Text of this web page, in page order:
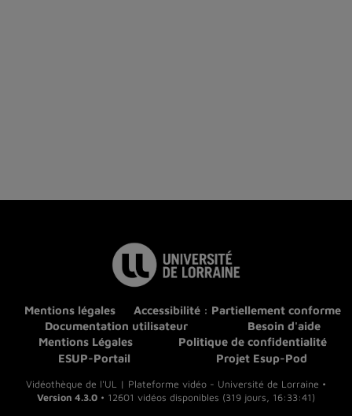
Mentions légales
Accessibilité : Partiellement conforme
Documentation utilisateur
Besoin d'aide
Mentions Légales
Politique de confidentialité
ESUP-Portail
Projet Esup-Pod
Vidéothèque de l'UL | Plateforme vidéo - Université de Lorraine •
Version 4.3.0 • 12601 vidéos disponibles (319 jours, 16:33:41)